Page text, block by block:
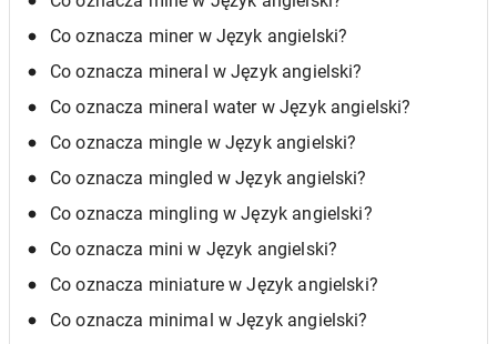
Co oznacza miner w Język angielski?
Co oznacza mineral w Język angielski?
Co oznacza mineral water w Język angielski?
Co oznacza mingle w Język angielski?
Co oznacza mingled w Język angielski?
Co oznacza mingling w Język angielski?
Co oznacza mini w Język angielski?
Co oznacza miniature w Język angielski?
Co oznacza minimal w Język angielski?